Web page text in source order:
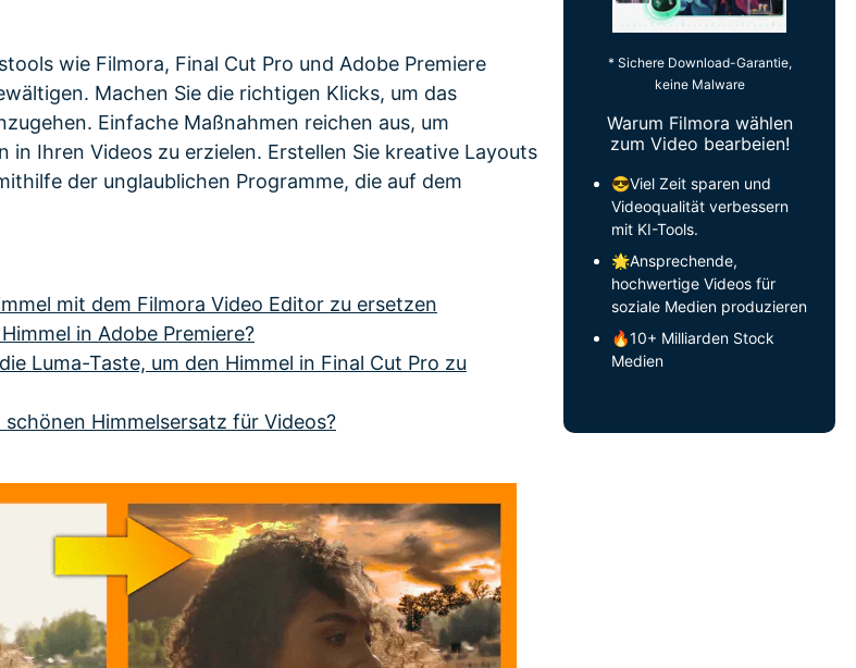
* Sichere Download-Garantie,
keine Malware
Warum Filmora wählen
zum Video bearbeien!
😎Viel Zeit sparen und
Videoqualität verbessern
mit KI-Tools.
🌟Ansprechende,
hochwertige Videos für
soziale Medien produzieren
🔥10+ Milliarden Stock
Medien
wie Filmora, Final Cut Pro und Adobe Premiere
Machen Sie die richtigen Klicks, um das
Einfache Maßnahmen reichen aus, um
in Ihren Videos zu erzielen. Erstellen Sie kreative Layouts
der unglaublichen Programme, die auf dem
mit dem Filmora Video Editor zu ersetzen
in Adobe Premiere?
Luma-Taste, um den Himmel in Final Cut Pro zu
Himmelsersatz für Videos?